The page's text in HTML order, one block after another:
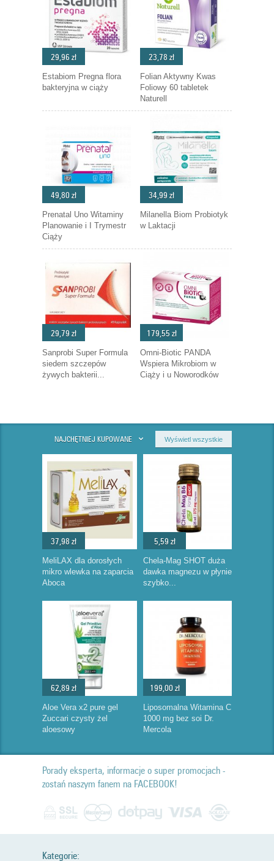
29,96 zł
Estabiom Pregna flora
bakteryjna w ciąży
23,78 zł
Folian Aktywny Kwas
Foliowy 60 tabletek
Naturell
49,80 zł
Prenatal Uno Witaminy
Planowanie i I Trymestr
Ciąży
34,99 zł
Milanella Biom Probiotyk
w Laktacji
29,79 zł
Sanprobi Super Formula
siedem szczepów
żywych bakterii...
179,55 zł
Omni-Biotic PANDA
Wspiera Mikrobiom w
Ciąży i u Noworodków
NAJCHĘTNIEJ KUPOWANE Wyświetl wszystkie
37,98 zł
MeliLAX dla dorosłych
mikro wlewka na zaparcia
Aboca
5,59 zł
Chela-Mag SHOT duża
dawka magnezu w płynie
szybko...
62,89 zł
Aloe Vera x2 pure gel
Zuccari czysty żel
aloesowy
199,00 zł
Liposomalna Witamina C
1000 mg bez soi Dr.
Mercola
Porady eksperta, informacje o super promocjach -
zostań naszym fanem na FACEBOOK!
Kategorie: